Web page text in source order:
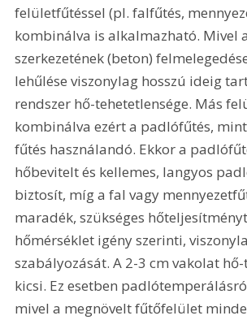
felületfűtéssel (pl. falfűtés,
kombinálva is alkalmazható. Mivel
szerkezetének (beton)
lehűlése viszonylag hosszú ideig
rendszer hő-tehetetlensége. Más
kombinálva ezért a padlófűtés,
fűtés használandó. Ekkor a
hőbevitelt és kellemes, langyos
biztosít, míg a fal vagy
maradék, szükséges
hőmérséklet igény szerinti,
szabályozását. A 2-3 cm vakolat
kicsi. Ez esetben
mivel a megnövelt fűtőfelület